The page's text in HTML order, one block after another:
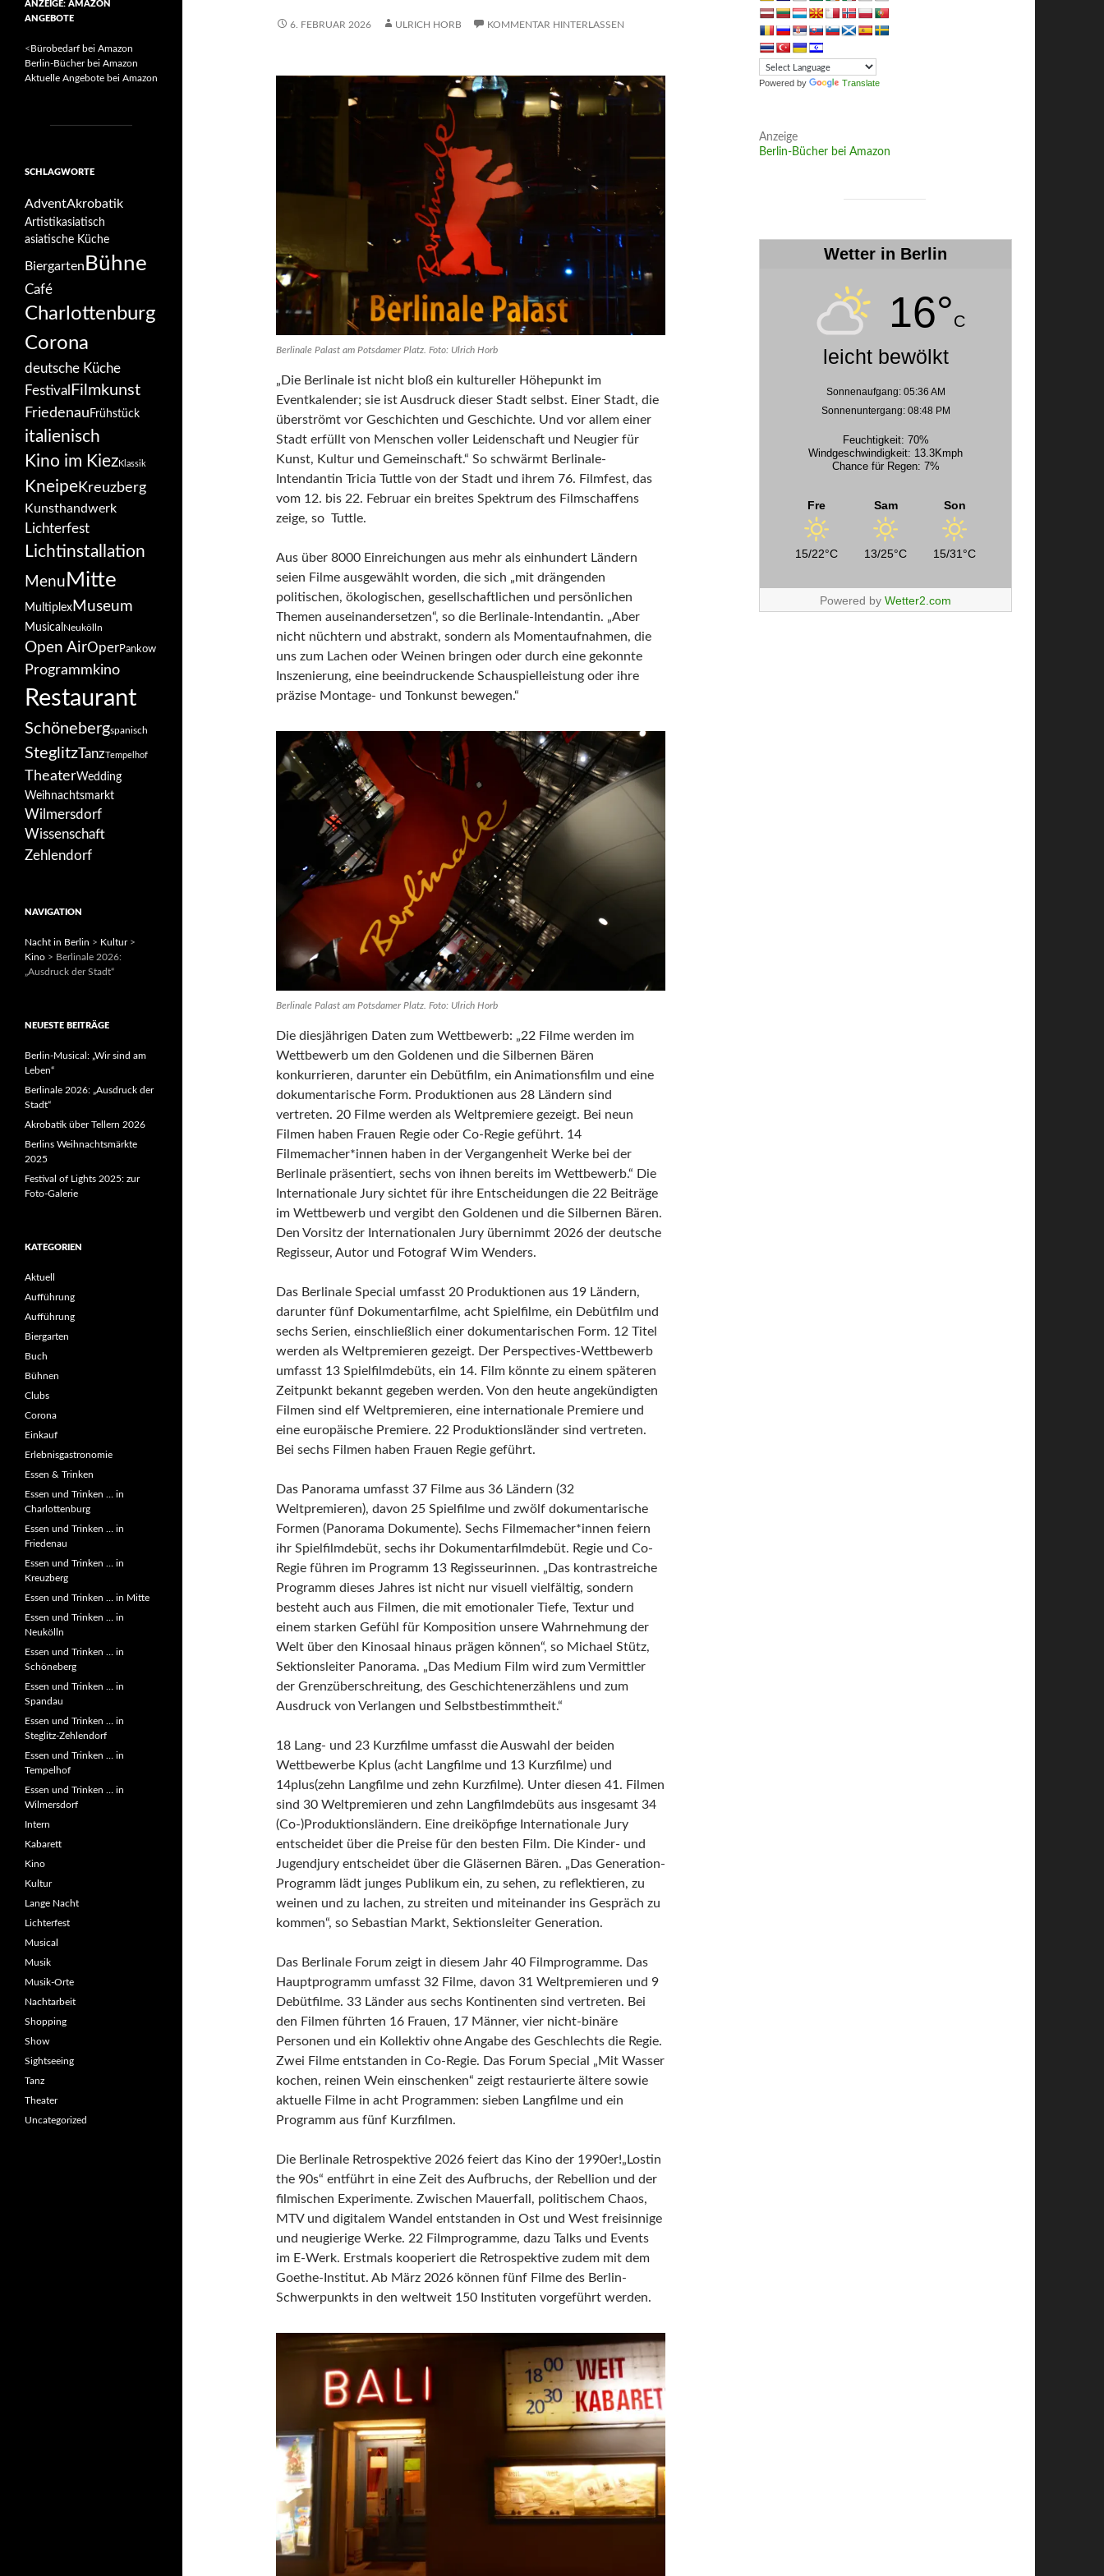
6. FEBRUAR 2026 ULRICH HORB KOMMENTAR HINTERLASSEN
Berlinale Palast am Potsdamer Platz. Foto: Ulrich Horb
„Die Berlinale ist nicht bloß ein kultureller Höhepunkt im
Eventkalender; sie ist Ausdruck dieser Stadt selbst. Einer Stadt, die
überströmt vor Geschichten und Geschichte. Und vor allem einer
Stadt erfüllt von Menschen voller Leidenschaft und Neugier für
Kunst, Kultur und Gemeinschaft.“ So schwärmt Berlinale-
Intendantin Tricia Tuttle von der Stadt und ihrem 76. Filmfest, das
vom 12. bis 22. Februar ein breites Spektrum des Filmschaffens
zeige, so Tuttle.
Aus über 8000 Einreichungen aus mehr als einhundert Ländern
seien Filme ausgewählt worden, die sich „mit drängenden
politischen, ökologischen, gesellschaftlichen und persönlichen
Themen auseinandersetzen“, so die Berlinale-Intendantin. „Aber
nicht nüchtern und abstrakt, sondern als Momentaufnahmen, die
uns zum Lachen oder Weinen bringen oder durch eine gekonnte
Inszenierung, eine beeindruckende Schauspielleistung oder ihre
präzise Montage- und Tonkunst bewegen.“
Berlinale Palast am Potsdamer Platz. Foto: Ulrich Horb
Die diesjährigen Daten zum Wettbewerb: „22 Filme werden im
Wettbewerb um den Goldenen und die Silbernen Bären
konkurrieren, darunter ein Debütfilm, ein Animationsfilm und eine
dokumentarische Form. Produktionen aus 28 Ländern sind
vertreten. 20 Filme werden als Weltpremiere gezeigt. Bei neun
Filmen haben Frauen Regie oder Co-Regie geführt. 14
Filmemacher*innen haben in der Vergangenheit Werke bei der
Berlinale präsentiert, sechs von ihnen bereits im Wettbewerb.“ Die
Internationale Jury sichtet für ihre Entscheidungen die 22 Beiträge
im Wettbewerb und vergibt den Goldenen und die Silbernen Bären.
Den Vorsitz der Internationalen Jury übernimmt 2026 der deutsche
Regisseur, Autor und Fotograf Wim Wenders.
Das Berlinale Special umfasst 20 Produktionen aus 19 Ländern,
darunter fünf Dokumentarfilme, acht Spielfilme, ein Debütfilm und
sechs Serien, einschließlich einer dokumentarischen Form. 12 Titel
werden als Weltpremieren gezeigt. Der Perspectives-Wettbewerb
umfasst 13 Spielfilmdebüts, ein 14. Film könnte zu einem späteren
Zeitpunkt bekannt gegeben werden. Von den heute angekündigten
Filmen sind elf Weltpremieren, eine internationale Premiere und
eine europäische Premiere. 22 Produktionsländer sind vertreten.
Bei sechs Filmen haben Frauen Regie geführt.
Das Panorama umfasst 37 Filme aus 36 Ländern (32
Weltpremieren), davon 25 Spielfilme und zwölf dokumentarische
Formen (Panorama Dokumente). Sechs Filmemacher*innen feiern
ihr Spielfilmdebüt, sechs ihr Dokumentarfilmdebüt. Regie und Co-
Regie führen im Programm 13 Regisseurinnen. „Das kontrastreiche
Programm dieses Jahres ist nicht nur visuell vielfältig, sondern
besteht auch aus Filmen, die mit emotionaler Tiefe, Textur und
einem starken Gefühl für Komposition unsere Wahrnehmung der
Welt über den Kinosaal hinaus prägen können“, so Michael Stütz,
Sektionsleiter Panorama. „Das Medium Film wird zum Vermittler
der Grenzüberschreitung, des Geschichtenerzählens und zum
Ausdruck von Verlangen und Selbstbestimmtheit.“
18 Lang- und 23 Kurzfilme umfasst die Auswahl der beiden
Wettbewerbe Kplus (acht Langfilme und 13 Kurzfilme) und
14plus(zehn Langfilme und zehn Kurzfilme). Unter diesen 41. Filmen
sind 30 Weltpremieren und zehn Langfilmdebüts aus insgesamt 34
(Co-)Produktionsländern. Eine dreiköpfige Internationale Jury
entscheidet über die Preise für den besten Film. Die Kinder- und
Jugendjury entscheidet über die Gläsernen Bären. „Das Generation-
Programm lädt junges Publikum ein, zu sehen, zu reflektieren, zu
weinen und zu lachen, zu streiten und miteinander ins Gespräch zu
kommen“, so Sebastian Markt, Sektionsleiter Generation.
Das Berlinale Forum zeigt in diesem Jahr 40 Filmprogramme. Das
Hauptprogramm umfasst 32 Filme, davon 31 Weltpremieren und 9
Debütfilme. 33 Länder aus sechs Kontinenten sind vertreten. Bei
den Filmen führten 16 Frauen, 17 Männer, vier nicht-binäre
Personen und ein Kollektiv ohne Angabe des Geschlechts die Regie.
Zwei Filme entstanden in Co-Regie. Das Forum Special „Mit Wasser
kochen, reinen Wein einschenken“ zeigt restaurierte ältere sowie
aktuelle Filme in acht Programmen: sieben Langfilme und ein
Programm aus fünf Kurzfilmen.
Die Berlinale Retrospektive 2026 feiert das Kino der 1990er!„Lostin
the 90s“ entführt in eine Zeit des Aufbruchs, der Rebellion und der
filmischen Experimente. Zwischen Mauerfall, politischem Chaos,
MTV und digitalem Wandel entstanden in Ost und West freisinnige
und neugierige Werke. 22 Filmprogramme, dazu Talks und Events
im E-Werk. Erstmals kooperiert die Retrospektive zudem mit dem
Goethe-Institut. Ab März 2026 können fünf Filme des Berlin-
Schwerpunkts in den weltweit 150 Instituten vorgeführt werden.
Powered by Translate
Anzeige
Berlin-Bücher bei Amazon
Wetter in Berlin
16°C
leicht bewölkt
Sonnenaufgang: 05:36 AM
Sonnenuntergang: 08:48 PM
Feuchtigkeit: 70%
Windgeschwindigkeit: 13.3Kmph
Chance für Regen: 7%
Fre
15/22°C
Sam
13/25°C
Son
15/31°C
Powered by Wetter2.com
ANZEIGE: AMAZON
ANGEBOTE
<Bürobedarf bei Amazon
Berlin-Bücher bei Amazon
Aktuelle Angebote bei Amazon
SCHLAGWORTE
AdventAkrobatik
Artistikasiatisch
asiatische Küche
Biergarten Bühne
Café
Charlottenburg
Corona
deutsche Küche
Festival Filmkunst
Friedenau Frühstück
italienisch
Kino im KiezKlassik
KneipeKreuzberg
Kunsthandwerk
Lichterfest
Lichtinstallation
Menu Mitte
Multiplex Museum
Musical Neukölln
Open AirOperPankow
Programmkino
Restaurant
Schönebergspanisch
SteglitzTanzTempelhof
TheaterWedding
Weihnachtsmarkt
Wilmersdorf
Wissenschaft
Zehlendorf
NAVIGATION
Nacht in Berlin > Kultur>
Kino > Berlinale 2026:
„Ausdruck der Stadt“
NEUESTE BEITRÄGE
Berlin-Musical: „Wir sind am
Leben“
Berlinale 2026: „Ausdruck der
Stadt“
Akrobatik über Tellern 2026
Berlins Weihnachtsmärkte
2025
Festival of Lights 2025: zur
Foto-Galerie
KATEGORIEN
Aktuell
Aufführung
Aufführung
Biergarten
Buch
Bühnen
Clubs
Corona
Einkauf
Erlebnisgastronomie
Essen & Trinken
Essen und Trinken … in
Charlottenburg
Essen und Trinken … in
Friedenau
Essen und Trinken … in
Kreuzberg
Essen und Trinken … in Mitte
Essen und Trinken … in
Neukölln
Essen und Trinken … in
Schöneberg
Essen und Trinken … in
Spandau
Essen und Trinken … in
Steglitz-Zehlendorf
Essen und Trinken … in
Tempelhof
Essen und Trinken … in
Wilmersdorf
Intern
Kabarett
Kino
Kultur
Lange Nacht
Lichterfest
Musical
Musik
Musik-Orte
Nachtarbeit
Shopping
Show
Sightseeing
Tanz
Theater
Uncategorized